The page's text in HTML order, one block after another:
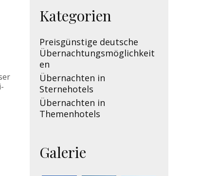
Kategorien
Preisgünstige deutsche
Übernachtungsmöglichkeit
en
Übernachten in
Sternehotels
Übernachten in
Themenhotels
Galerie